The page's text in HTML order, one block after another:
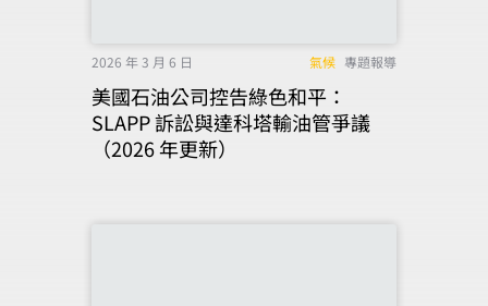
2026 年 3 月 6 日 氣候 專題報導
美國石油公司控告綠色和平：
SLAPP 訴訟與達科塔輸油管爭議
（2026 年更新）